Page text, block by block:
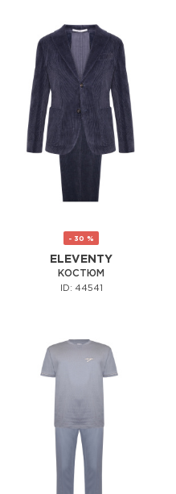
- 30 %
ELEVENTY
КОСТЮМ
ID: 44541